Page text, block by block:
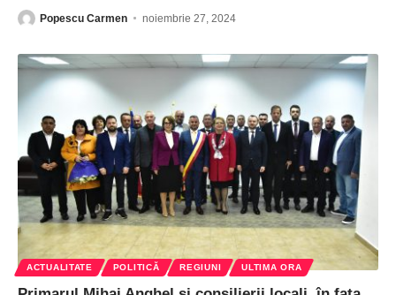
Popescu Carmen noiembrie 27, 2024
ACTUALITATE POLITICĂ REGIUNI ULTIMA ORA